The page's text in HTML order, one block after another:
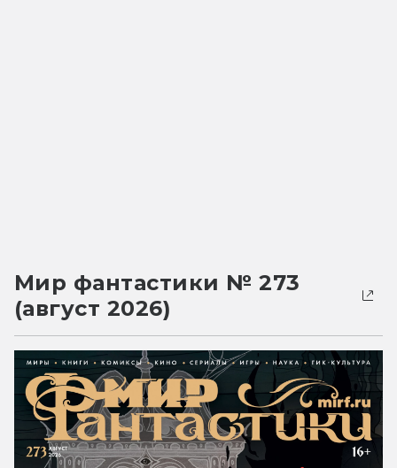
Мир фантастики № 273
(август 2026)